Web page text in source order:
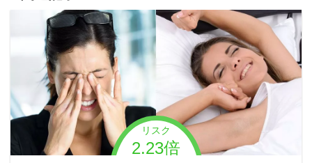
リスク
2.23倍